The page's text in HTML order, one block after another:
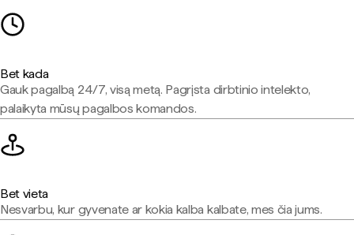
Bet kada
Gauk pagalbą 24/7, visą metą. Pagrįsta dirbtinio intelekto,
palaikyta mūsų pagalbos komandos.
Bet vieta
Nesvarbu, kur gyvenate ar kokia kalba kalbate, mes čia jums.